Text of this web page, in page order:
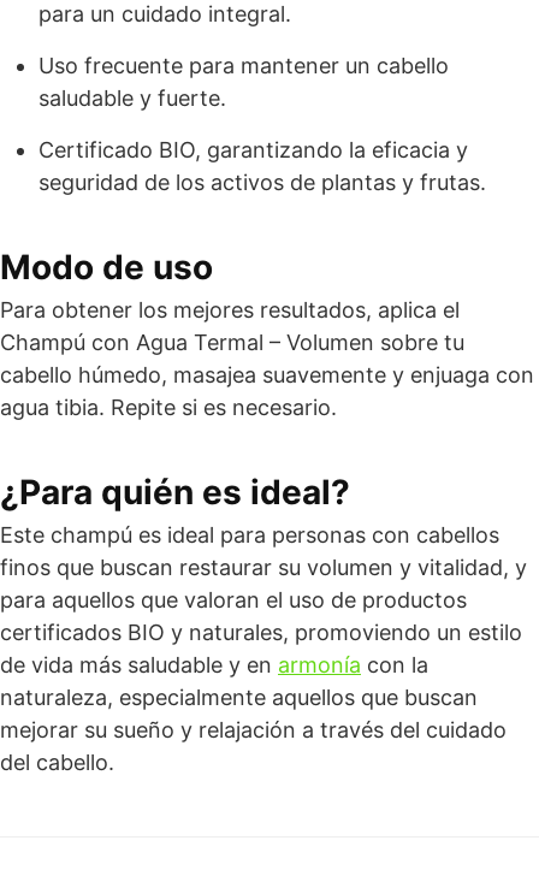
para un cuidado integral.
Uso frecuente para mantener un cabello
saludable y fuerte.
Certificado BIO, garantizando la eficacia y
seguridad de los activos de plantas y frutas.
Modo de uso
Para obtener los mejores resultados, aplica el
Champú con Agua Termal – Volumen sobre tu
cabello húmedo, masajea suavemente y enjuaga con
agua tibia. Repite si es necesario.
¿Para quién es ideal?
Este champú es ideal para personas con cabellos
finos que buscan restaurar su volumen y vitalidad, y
para aquellos que valoran el uso de productos
certificados BIO y naturales, promoviendo un estilo
de vida más saludable y en armonía con la
naturaleza, especialmente aquellos que buscan
mejorar su sueño y relajación a través del cuidado
del cabello.